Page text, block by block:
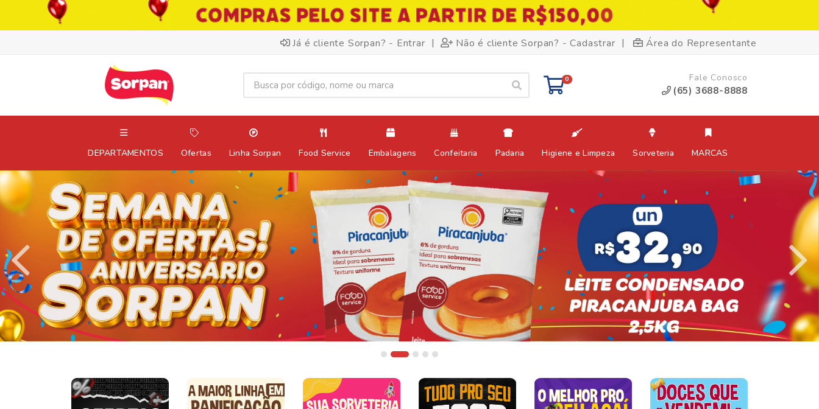
Já é cliente Sorpan? - Entrar | Não é cliente Sorpan? - Cadastrar | Área do Representante
0 Fale Conosco
(65) 3688-8888
DEPARTAMENTOS Ofertas Linha Sorpan Food Service Embalagens Confeitaria Padaria Higiene e Limpeza Sorveteria MARCAS